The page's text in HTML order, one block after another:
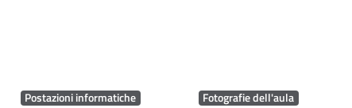
Postazioni informatiche Fotografie dell'aula